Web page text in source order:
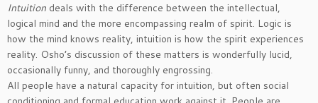
Intuition deals with the difference between the intellectual,
logical mind and the more encompassing realm of spirit. Logic is
how the mind knows reality, intuition is how the spirit experiences
reality. Osho’s discussion of these matters is wonderfully lucid,
occasionally funny, and thoroughly engrossing.
All people have a natural capacity for intuition, but often social